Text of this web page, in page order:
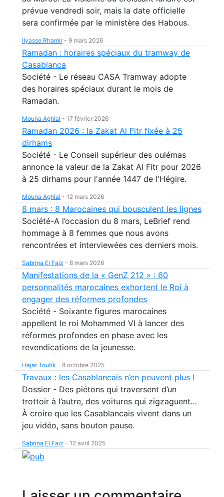
prévue vendredi soir, mais la date officielle
sera confirmée par le ministère des Habous.
Ilyasse Rhamir- 9 mars 2026
Ramadan : horaires spéciaux du tramway de
Casablanca
Société - Le réseau CASA Tramway adopte
des horaires spéciaux durant le mois de
Ramadan.
Mouna Aghlal - 17 février 2026
Ramadan 2026 : la Zakat Al Fitr fixée à 25
dirhams
Société - Le Conseil supérieur des oulémas
annonce la valeur de la Zakat Al Fitr pour 2026
à 25 dirhams pour l'année 1447 de l'Hégire.
Mouna Aghlal - 12 mars 2026
8 mars : 8 Marocaines qui bousculent les lignes
Société-A l’occasion du 8 mars, LeBrief rend
hommage à 8 femmes que nous avons
rencontrées et interviewées ces derniers mois.
Sabrina El Faiz - 8 mars 2026
Manifestations de la « GenZ 212 » : 60
personnalités marocaines exhortent le Roi à
engager des réformes profondes
Société - Soixante figures marocaines
appellent le roi Mohammed VI à lancer des
réformes profondes en phase avec les
revendications de la jeunesse.
Hajar Toufik - 8 octobre 2025
Travaux : les Casablancais n’en peuvent plus !
Dossier - Des piétons qui traversent d’un
trottoir à l’autre, des voitures qui zigzaguent…
À croire que les Casablancais vivent dans un
jeu vidéo, sans bouton pause.
Sabrina El Faiz - 12 avril 2025